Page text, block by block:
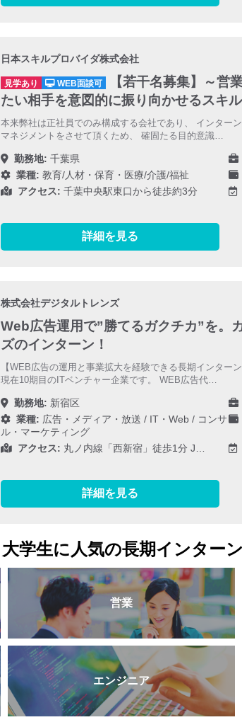
日本スキルプロバイダ株式会社
見学あり WEB面談可
【若干名募集】～営
たい相手を意図的に振り向かせるスキ
本来弊社は正社員でのみ構成する会社であり、 インター
マネジメントをさせて頂くため、 確固たる目的意識…
勤務地: 千葉県
業種: 教育/人材・保育・医療/介護/福祉
アクセス: 千葉中央駅東口から徒歩約3分
詳細を見る
株式会社デジタルトレンズ
Web広告運用で”勝てるガクチカ”を。
ズのインターン！
【WEB広告の運用と事業拡大を経験できる長期インター
現在10期目のITベンチャー企業です。 WEB広告代…
勤務地: 新宿区
業種: 広告・メディア・放送 / IT・Web/ コンサ
ル・マーケティング
アクセス: 丸ノ内線「西新宿」徒歩1分 J…
詳細を見る
大学生に人気の長期インター
営業
エンジニア